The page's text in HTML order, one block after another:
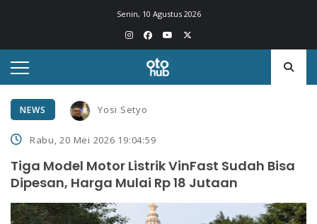
Senin, 10 Agustus 2026
NEWS Yosi Setyo
Rabu, 20 Mei 2026 19:04:59
Tiga Model Motor Listrik VinFast Sudah Bisa
Dipesan, Harga Mulai Rp 18 Jutaan